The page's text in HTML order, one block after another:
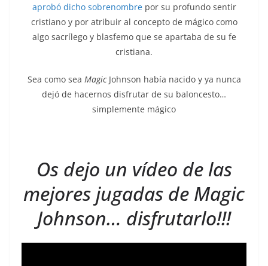
aprobó dicho sobrenombrepor su profundo sentir
cristiano y por atribuir al concepto de mágico como
algo sacrílego y blasfemo que se apartaba de su fe
cristiana.
Sea como sea MagicJohnson había nacido y ya nunca
dejó de hacernos disfrutar de su baloncesto…
simplemente mágico
Os dejo un vídeo de las
mejores jugadas de Magic
Johnson… disfrutarlo!!!